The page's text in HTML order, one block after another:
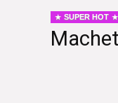
SUPER HOT